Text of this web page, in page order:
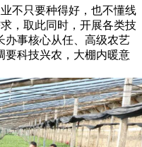
只要种得好，也不懂线
，取此同时，开展各类技
办事核心从任、高级农艺
要科技兴农，大棚内暖意